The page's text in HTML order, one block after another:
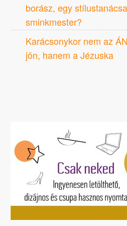
borász, egy
sminkmester?
Karácsonykor nem az
jön, hanem a Jézuska